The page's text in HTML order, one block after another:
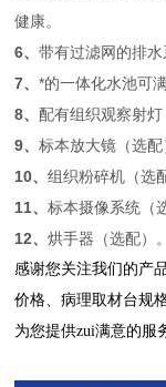
健康。
6、带有过滤网的排水
7、*的一体化水池可
8、配有组织观察射灯
9、标本放大镜（选配
10、组织粉碎机（选
11、标本摄像系统（
12、烘手器（选配）。
感谢您关注我们的产
价格、病理取材台规
为您提供zui满意的服